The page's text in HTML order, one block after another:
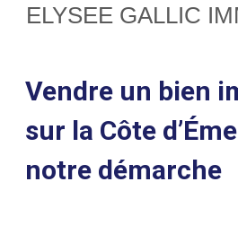
ELYSEE GALLIC
Vendre un bien
sur la Côte
notre démarche